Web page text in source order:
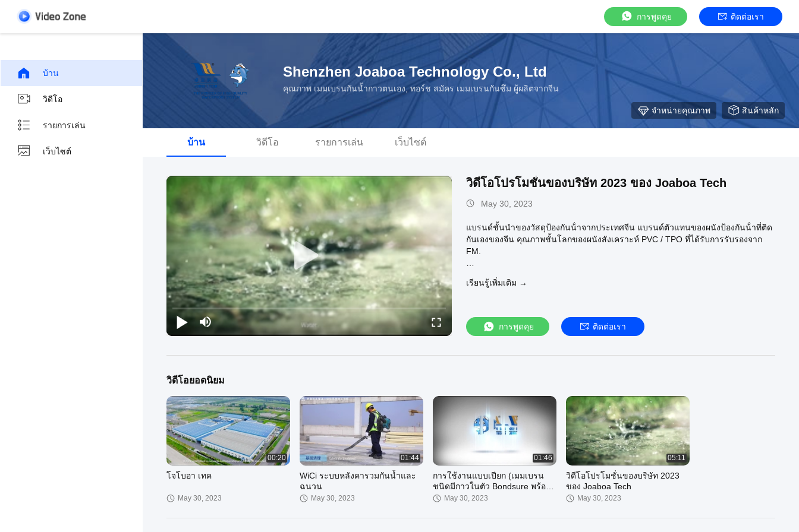
การพูดคุย ติดต่อเรา
บ้าน
วิดีโอ
รายการเล่น
เว็บไซต์
Shenzhen Joaboa Technology Co., Ltd
คุณภาพ เมมเบรนกันน้ำกาวตนเอง, ทอร์ช สมัคร เมมเบรนกันซึม ผู้ผลิตจากจีน
จําหน่ายคุณภาพ สินค้าหลัก
บ้าน วิดีโอ รายการเล่น เว็บไซต์
วิดีโอโปรโมชั่นของบริษัท 2023 ของ Joaboa Tech
May 30, 2023
แบรนด์ชั้นนําของวัสดุป้องกันน้ําจากประเทศจีน แบรนด์ตัวแทนของผนังป้องกันน้ําที่ติด
กันเองของจีน คุณภาพชั้นโลกของผนังสังเคราะห์ PVC / TPO ที่ได้รับการรับรองจาก
FM.
/ วัสดุที่แข็งกระด้างพื้น / วัสดุควอตซ์อินออร์แกนิคประดิษฐ์จากจีน
สามารถแก้ปัญหาหลายอย่างได้
โดยการลดต้นทุนรวมและการลดระยะเวลาการก่อสร้าง ด้วยการลดชั้นการก่อสร้าง
การผลิตของ VIVO / OPPO / TCL ยังถูกสร้างโดยเราด้วย การใช้ระบบกันน้ํา / หน้าต่าง
โดยเราเช่นกัน
เรากําลังมองหาพันธมิตรธุรกิจ ที่มีบริษัทหรือทรัพยากรของตัวเอง ที่เราสามารถทํางาน
ร่วมกัน
กรุณาไปที่https://www.joaboa-tech.comสําหรับข้อมูลเพิ่มเติม
บริษัท เชียงใหม่ โจอฮาวา เทคโนโลยี จํากัด
เรียนรู้เพิ่มเติม →
การพูดคุย ติดต่อเรา
วิดีโอยอดนิยม
00:20
โจโบอา เทค
May 30, 2023
01:44
WiCi ระบบหลังคารวมกันน้ำและ
ฉนวน
May 30, 2023
01:46
การใช้งานแบบเปียก (เมมเบรน
ชนิดมีกาวในตัว Bondsure พร้อม
ซีเมนต์แบบเปียกเพื่อทำการบำบัด
May 30, 2023
05:11
วิดีโอโปรโมชั่นของบริษัท 2023
ของ Joaboa Tech
May 30, 2023